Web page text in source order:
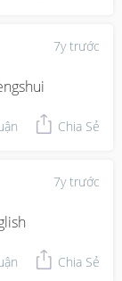
7y trước
Chia Sẻ
7y trước
Chia Sẻ